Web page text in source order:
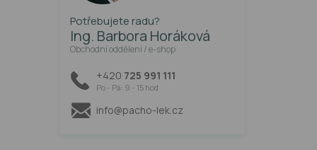
Potřebujete radu?
Ing. Barbora Horáková
Obchodní oddělení / e-shop
+420 725 991 111
Po - Pá: 9 - 15 hod
info@pacho-lek.cz